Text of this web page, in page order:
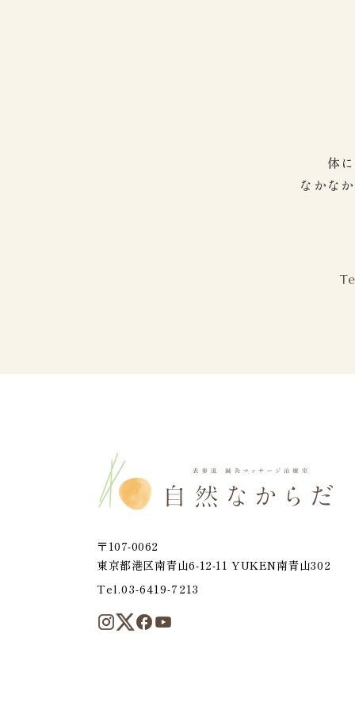
体
なかな
〒107-0062
東京都港区南青山6-12-11 YUKEN南青山302
Tel.03-6419-7213